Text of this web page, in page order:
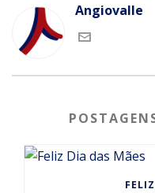
Angiovalle